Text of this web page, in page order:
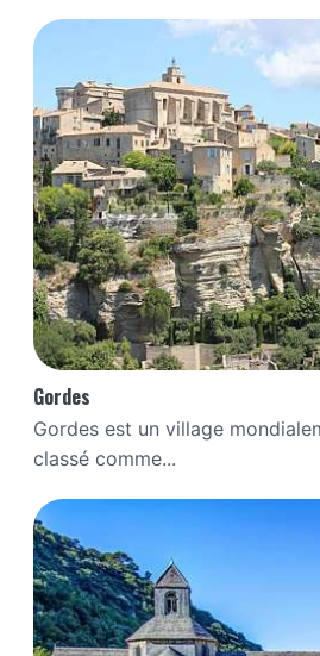
Gordes
Gordes est un village
classé comme...